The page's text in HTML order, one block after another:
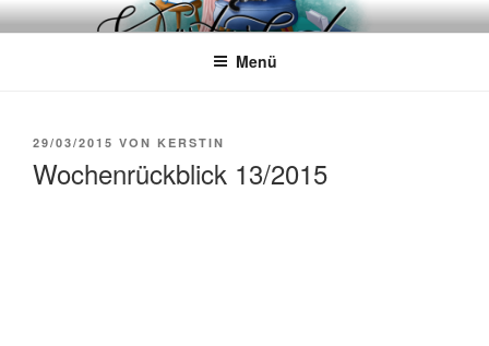
Zum
InhaltWÖRTERKATZE
Von Büchern erzählen
Menü
VERÖFFENTLICHT
29/03/2015 VON KERSTIN
Wochenrückblick 13/2015